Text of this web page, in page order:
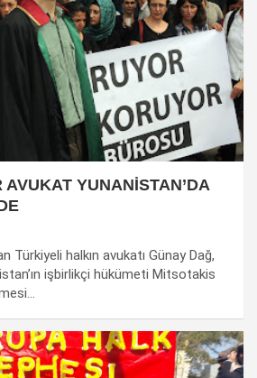
AVUKAT YUNANİSTAN’DA
Türkiyeli halkın avukatı Günay Dağ,
işbirlikçi hükümeti Mitsotakis